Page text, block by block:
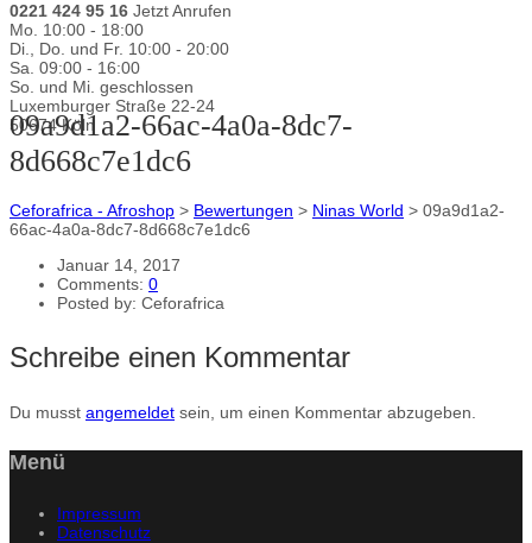
0221 424 95 16 Jetzt Anrufen
Mo. 10:00 - 18:00
Di., Do. und Fr. 10:00 - 20:00
Sa. 09:00 - 16:00
So. und Mi. geschlossen
Luxemburger Straße 22-24
50674 Köln
09a9d1a2-66ac-4a0a-8dc7-
8d668c7e1dc6
Ceforafrica - Afroshop > Bewertungen > Ninas World > 09a9d1a2-
66ac-4a0a-8dc7-8d668c7e1dc6
Januar 14, 2017
Comments: 0
Posted by: Ceforafrica
Schreibe einen Kommentar
Du musst angemeldet sein, um einen Kommentar abzugeben.
Menü
Impressum
Datenschutz